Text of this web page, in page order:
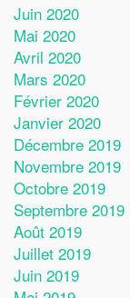
Juin 2020
Mai 2020
Avril 2020
Mars 2020
Février 2020
Janvier 2020
Décembre 2019
Novembre 2019
Octobre 2019
Septembre 2019
Août 2019
Juillet 2019
Juin 2019